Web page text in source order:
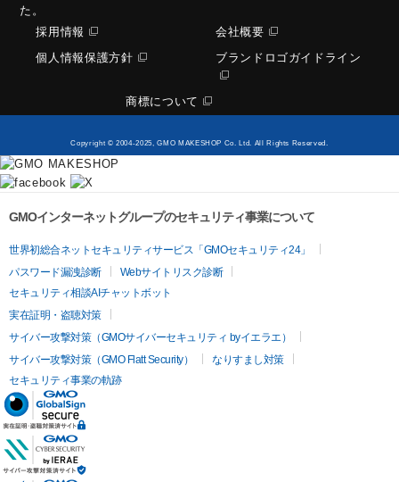
た。
採用情報
会社概要
個人情報保護方針
ブランドロゴガイドライン
商標について
Copyright © 2004-2025, GMO MAKESHOP Co. Ltd. All Rights Reserved.
GMOインターネットグループのセキュリティ事業について
世界初総合ネットセキュリティサービス「GMOセキュリティ24」
パスワード漏洩診断
Webサイトリスク診断
セキュリティ相談AIチャットボット
実在証明・盗聴対策
サイバー攻撃対策（GMOサイバーセキュリティ byイエラエ）
サイバー攻撃対策（GMO Flatt Security）
なりすまし対策
セキュリティ事業の軌跡